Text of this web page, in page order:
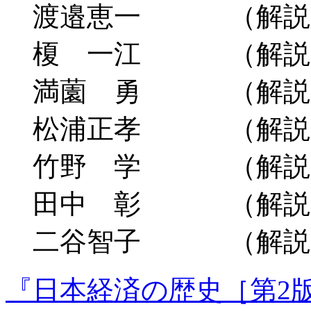
渡邉恵一 （解説
榎 一江 （解説
満薗 勇 （解説
松浦正孝 （解説
竹野 学 （解説
田中 彰 （解説
二谷智子 （解説
『日本経済の歴史［第